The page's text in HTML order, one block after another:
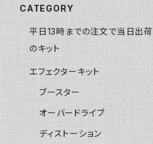
CATEGORY
平日13時までの注文で当日出荷
のキット
エフェクターキット
ブースター
オーバードライブ
ディストーション